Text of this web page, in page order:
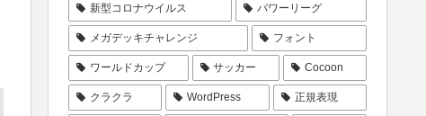
新型コロナウイルス パワーリーグ
メガデッキチャレンジ フォント
ワールドカップ サッカー Cocoon
クラクラ WordPress 正規表現